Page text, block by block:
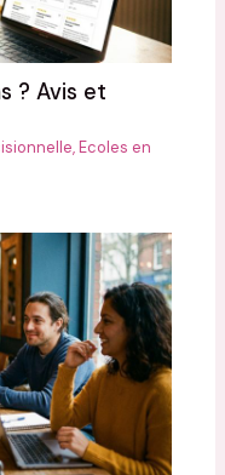
? Avis et
,Ecoles en